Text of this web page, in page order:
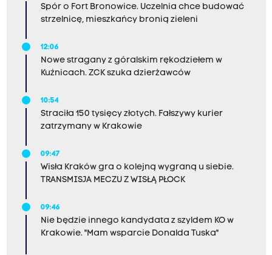
Spór o Fort Bronowice. Uczelnia chce budować
strzelnicę, mieszkańcy bronią zieleni
12:06
Nowe stragany z góralskim rękodziełem w
Kuźnicach. ZCK szuka dzierżawców
10:54
Straciła 150 tysięcy złotych. Fałszywy kurier
zatrzymany w Krakowie
09:47
Wisła Kraków gra o kolejną wygraną u siebie.
TRANSMISJA MECZU Z WISŁĄ PŁOCK
09:46
Nie będzie innego kandydata z szyldem KO w
Krakowie. "Mam wsparcie Donalda Tuska"